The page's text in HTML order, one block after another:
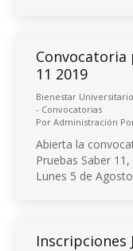
Convocatoria
11 2019
Bienestar
- Convocatorias
Por Administración
Abierta la
Pruebas Saber
Lunes 5 de
Inscripciones